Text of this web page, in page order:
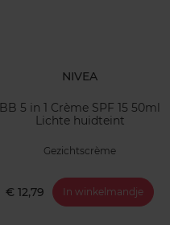
NIVEA
BB 5 in 1 Crème SPF 15 50ml
Lichte huidteint
Gezichtscrème
€ 12,79 In winkelmandje